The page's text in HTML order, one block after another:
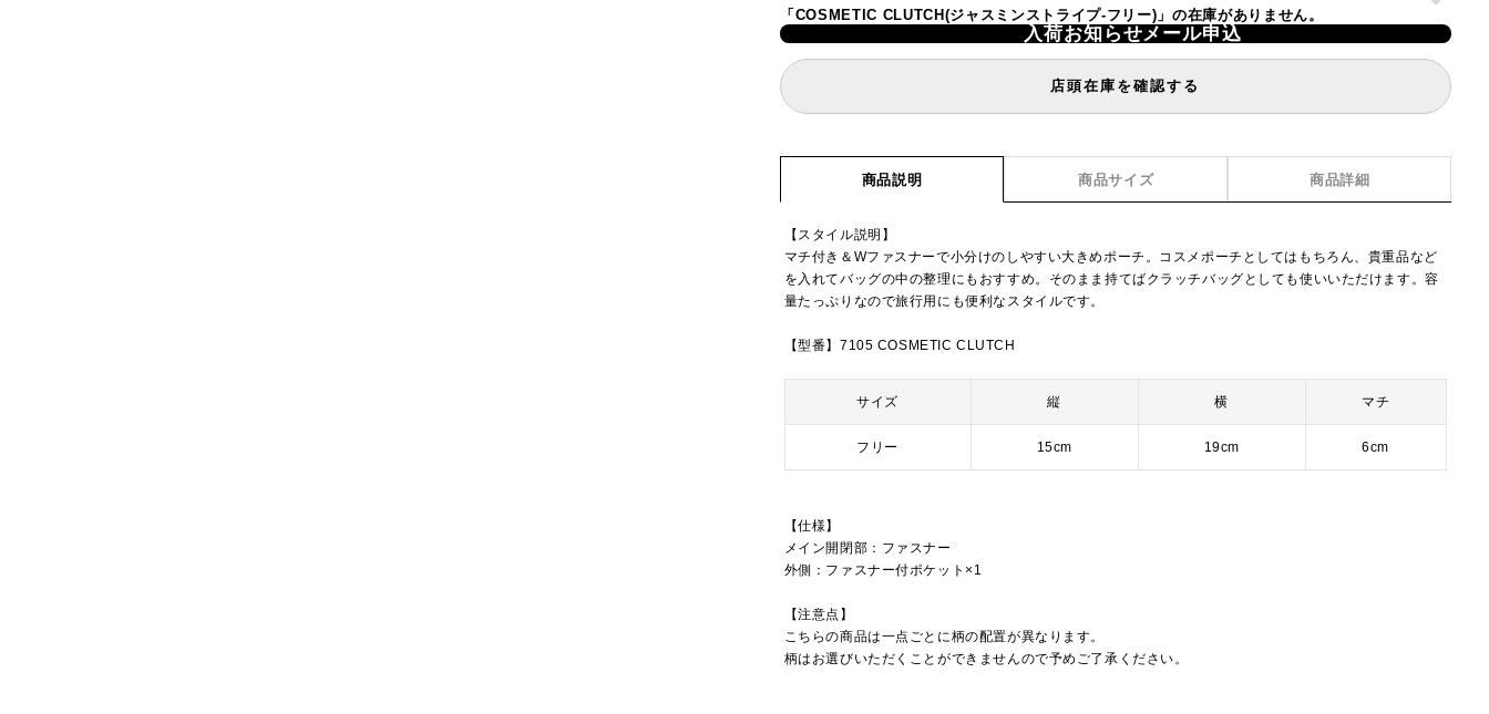
「COSMETIC CLUTCH(ジャスミンストライプ-フリー)」の在庫がありません。
入荷お知らせメール申込
店頭在庫を確認する
商品説明 商品サイズ 商品詳細
【スタイル説明】
マチ付き＆Wファスナーで小分けのしやすい大きめポーチ。コスメポーチとしてはもちろん、貴重品など
を入れてバッグの中の整理にもおすすめ。そのまま持てばクラッチバッグとしても使いいただけます。容
量たっぷりなので旅行用にも便利なスタイルです。
【型番】7105 COSMETIC CLUTCH
サイズ 縦 横 マチ
フリー 15cm 19cm 6cm
【仕様】
メイン開閉部：ファスナー
外側：ファスナー付ポケット×1
【注意点】
こちらの商品は一点ごとに柄の配置が異なります。
柄はお選びいただくことができませんので予めご了承ください。